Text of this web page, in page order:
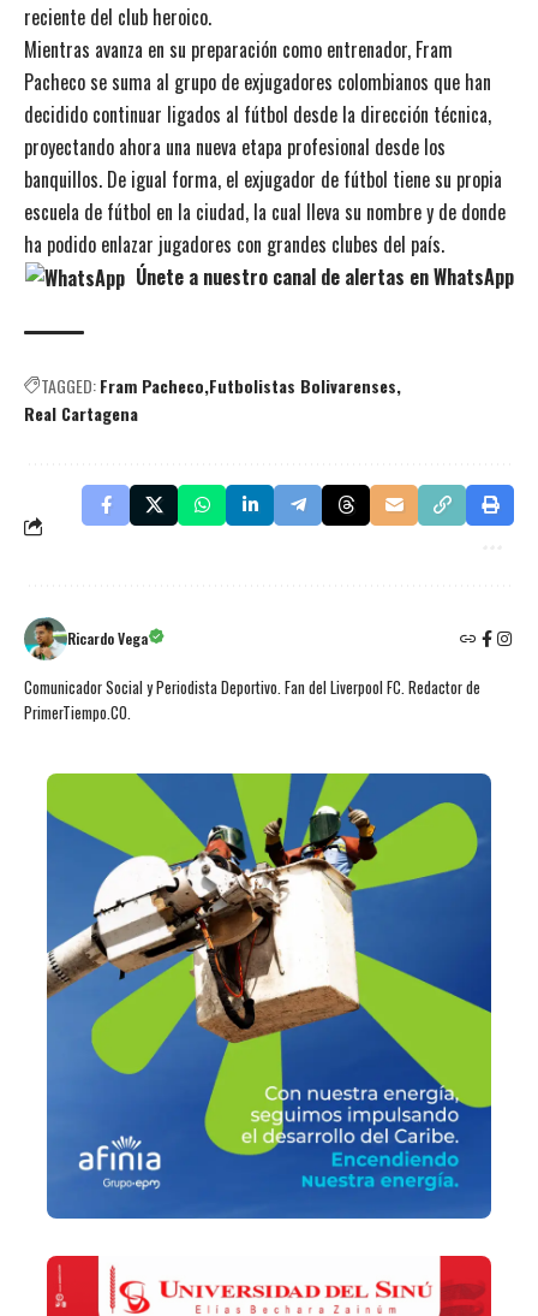
reciente del club heroico.
Mientras avanza en su preparación como entrenador, Fram
Pacheco se suma al grupo de exjugadores colombianos que han
decidido continuar ligados al fútbol desde la dirección técnica,
proyectando ahora una nueva etapa profesional desde los
banquillos. De igual forma, el exjugador de fútbol tiene su propia
escuela de fútbol en la ciudad, la cual lleva su nombre y de donde
ha podido enlazar jugadores con grandes clubes del país.
Únete a nuestro canal de alertas en WhatsApp
TAGGED:Fram Pacheco Futbolistas Bolivarenses
Real Cartagena
Ricardo Vega
Comunicador Social y Periodista Deportivo. Fan del Liverpool FC. Redactor de
PrimerTiempo.CO.